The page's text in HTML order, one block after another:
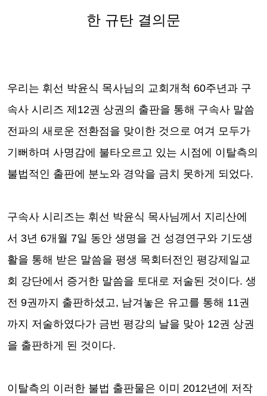
한 규탄 결의문
우리는 휘선 박윤식 목사님의 교회개척 60주년과 구
속사 시리즈 제 12권 상권의 출판을 통해 구속사 말씀
전파의 새로운 전환점을 맞이한 것으로 여겨 모두가
기뻐하며 사명감에 불타오르고 있는 시점에 이탈측의
불법적인 출판에 분노와 경악을 금치 못하게 되었다.
구속사 시리즈는 휘선 박윤식 목사님께서 지리산에
서 3년 6개월 7일 동안 생명을 건 성경연구와 기도생
활을 통해 받은 말씀을 평생 목회터전인 평강제일교
회 강단에서 증거한 말씀을 토대로 저술된 것이다. 생
전 9권까지 출판하셨고, 남겨놓은 유고를 통해 11권
까지 저술하였다가 금번 평강의 날을 맞아 12권 상권
을 출판하게 된 것이다.
이탈측의 이러한 불법 출판물은 이미 2012년에 저작